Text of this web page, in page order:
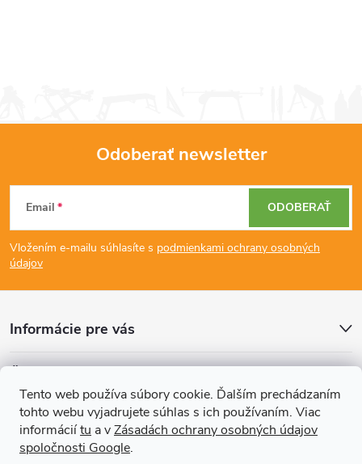
Tento web používa súbory cookie. Ďalším prechádzaním
tohto webu vyjadrujete súhlas s ich používaním. Viac
informáciítu a vZásadách ochrany osobných údajov
spoločnosti Google.
i
p
r
v
k
y
v
ý
p
v
i
Z
á
p
ä
t
Odoberať newsletter
Email
Vložením e-mailu súhlasíte s podmienkami ochrany osobných
údajov
ODOBERAŤ
Informácie pre vás
Prijímame online platby